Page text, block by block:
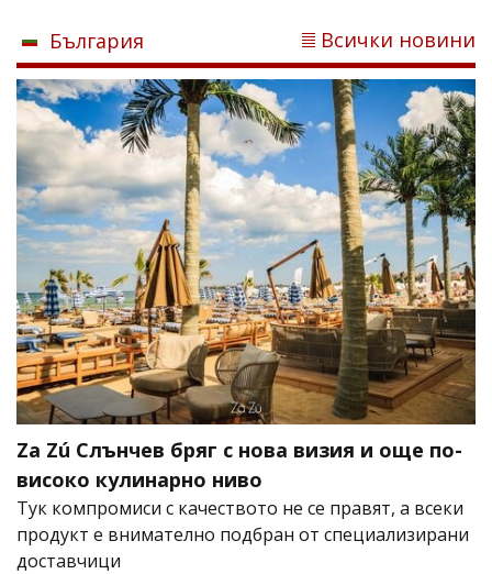
България Всички новини
Za Zú Слънчев бряг с нова визия и още по-
високо кулинарно ниво
Тук компромиси с качеството не се правят, а всеки
продукт е внимателно подбран от специализирани
доставчици